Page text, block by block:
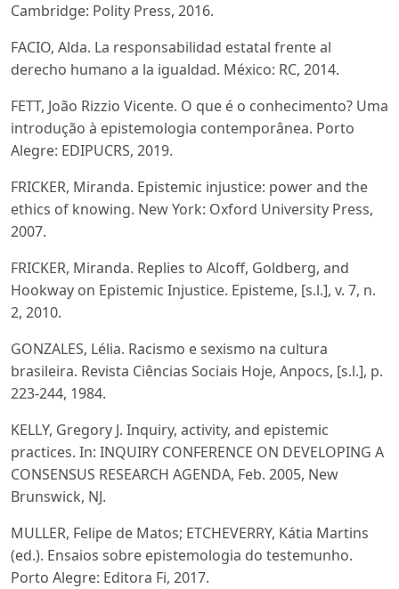
Cambridge: Polity Press, 2016.
FACIO, Alda. La responsabilidad estatal frente al
derecho humano a la igualdad. México: RC, 2014.
FETT, João Rizzio Vicente. O que é o conhecimento? Uma
introdução à epistemologia contemporânea. Porto
Alegre: EDIPUCRS, 2019.
FRICKER, Miranda. Epistemic injustice: power and the
ethics of knowing. New York: Oxford University Press,
2007.
FRICKER, Miranda. Replies to Alcoff, Goldberg, and
Hookway on Epistemic Injustice. Episteme, [s.l.], v. 7, n.
2, 2010.
GONZALES, Lélia. Racismo e sexismo na cultura
brasileira. Revista Ciências Sociais Hoje, Anpocs, [s.l.], p.
223-244, 1984.
KELLY, Gregory J. Inquiry, activity, and epistemic
practices. In: INQUIRY CONFERENCE ON DEVELOPING A
CONSENSUS RESEARCH AGENDA, Feb. 2005, New
Brunswick, NJ.
MULLER, Felipe de Matos; ETCHEVERRY, Kátia Martins
(ed.). Ensaios sobre epistemologia do testemunho.
Porto Alegre: Editora Fi, 2017.